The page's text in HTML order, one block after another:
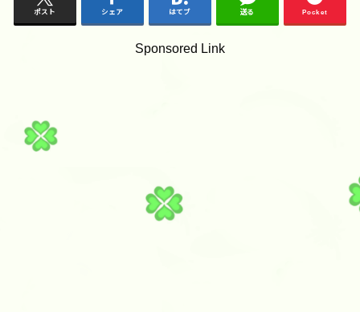
ポスト シェア はてブ 送る Pocket
Sponsored Link